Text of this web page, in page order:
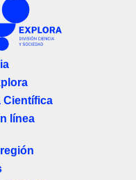
Científica
línea